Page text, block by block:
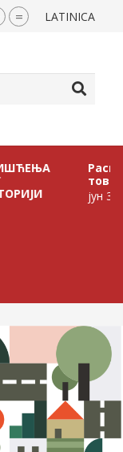
= LATINICA
Расписан
јун 30, 2026